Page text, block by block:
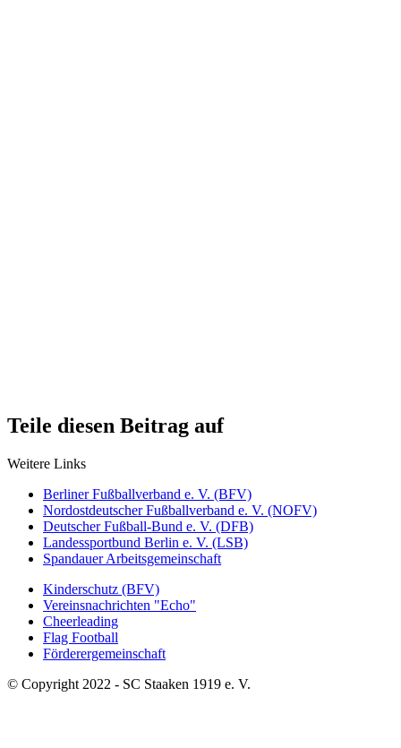
Teile diesen Beitrag auf
Weitere Links
Berliner Fußballverband e. V. (BFV)
Nordostdeutscher Fußballverband e. V. (NOFV)
Deutscher Fußball-Bund e. V. (DFB)
Landessportbund Berlin e. V. (LSB)
Spandauer Arbeitsgemeinschaft
Kinderschutz (BFV)
Vereinsnachrichten "Echo"
Cheerleading
Flag Football
Förderergemeinschaft
© Copyright 2022 - SC Staaken 1919 e. V.